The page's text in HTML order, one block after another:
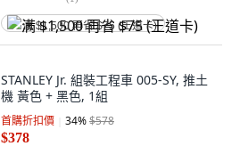
满 $1,500 再省 $75 (王道卡)
STANLEY Jr. 組裝工程車 005-SY, 推土
機 黃色 + 黑色, 1組
首購折扣價 34%$578
$378